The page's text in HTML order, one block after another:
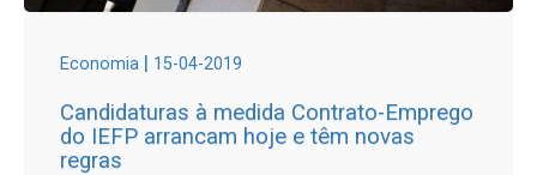
Economia | 15-04-2019
Candidaturas à medida Contrato-Emprego
do IEFP arrancam hoje e têm novas
regras